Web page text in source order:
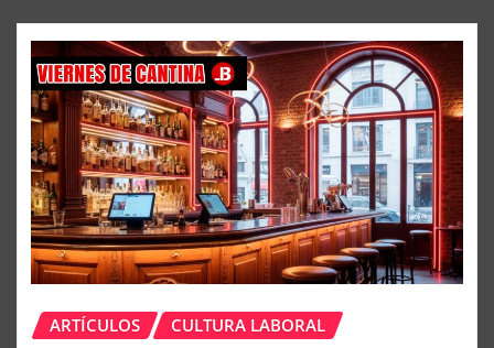
ARTÍCULOS CULTURA LABORAL